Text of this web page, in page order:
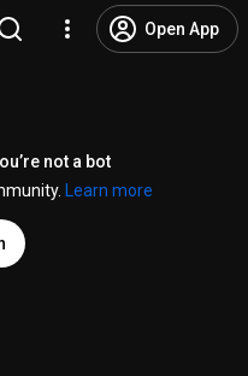
Open App
not a bot
Learn more